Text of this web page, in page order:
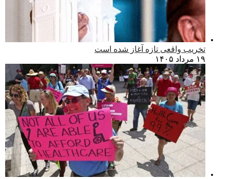
تخریب واقعی تازه آغاز شده است
۱۹ مرداد ۱۴۰۵